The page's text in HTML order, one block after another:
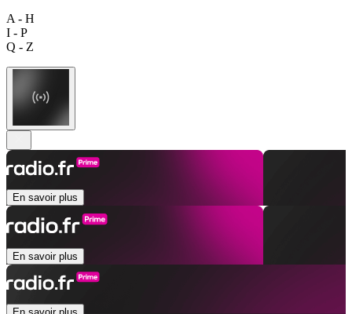
A - H
I - P
Q - Z
En savoir plus
En savoir plus